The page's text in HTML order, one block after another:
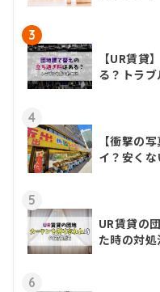
3
【UR賃貸
る？トラ
4
【衝撃の
イ？安くな
5
UR賃貸の
た時の対処
6